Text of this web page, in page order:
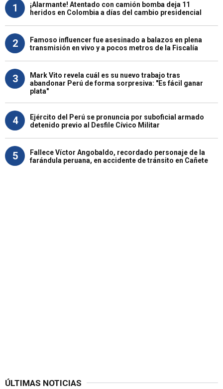
1
¡Alarmante! Atentado con camión bomba deja 11
heridos en Colombia a días del cambio presidencial
2
Famoso influencer fue asesinado a balazos en plena
transmisión en vivo y a pocos metros de la Fiscalía
3
Mark Vito revela cuál es su nuevo trabajo tras
abandonar Perú de forma sorpresiva: "Es fácil ganar
plata"
4
Ejército del Perú se pronuncia por suboficial armado
detenido previo al Desfile Cívico Militar
5
Fallece Víctor Angobaldo, recordado personaje de la
farándula peruana, en accidente de tránsito en Cañete
ÚLTIMAS NOTICIAS